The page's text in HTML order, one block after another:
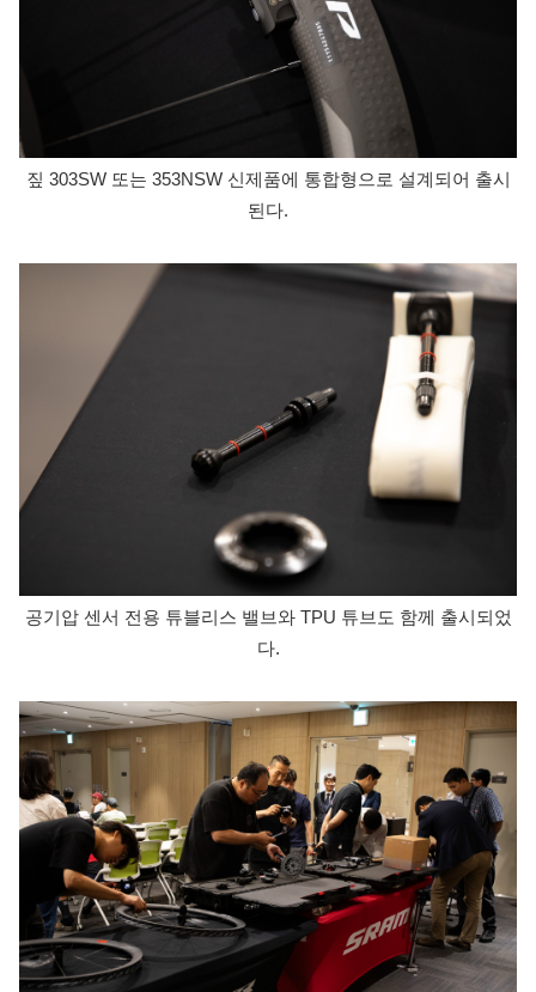
짚 303SW 또는 353NSW 신제품에 통합형으로 설계되어 출시
된다.
공기압 센서 전용 튜블리스 밸브와 TPU 튜브도 함께 출시되었
다.